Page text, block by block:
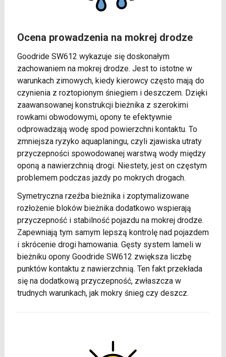
Ocena prowadzenia na mokrej drodze
Goodride SW612 wykazuje się doskonałym
zachowaniem na mokrej drodze. Jest to istotne w
warunkach zimowych, kiedy kierowcy często mają do
czynienia z roztopionym śniegiem i deszczem. Dzięki
zaawansowanej konstrukcji bieżnika z szerokimi
rowkami obwodowymi, opony te efektywnie
odprowadzają wodę spod powierzchni kontaktu. To
zmniejsza ryzyko aquaplaningu, czyli zjawiska utraty
przyczepności spowodowanej warstwą wody między
oponą a nawierzchnią drogi. Niestety, jest on częstym
problemem podczas jazdy po mokrych drogach.
Symetryczna rzeźba bieżnika i zoptymalizowane
rozłożenie bloków bieżnika dodatkowo wspierają
przyczepność i stabilność pojazdu na mokrej drodze.
Zapewniają tym samym lepszą kontrolę nad pojazdem
i skrócenie drogi hamowania. Gęsty system lameli w
bieżniku opony Goodride SW612 zwiększa liczbę
punktów kontaktu z nawierzchnią. Ten fakt przekłada
się na dodatkową przyczepność, zwłaszcza w
trudnych warunkach, jak mokry śnieg czy deszcz.